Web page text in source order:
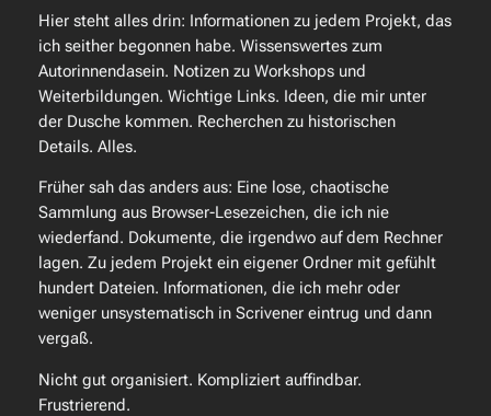
Hier steht allesdrin: Informationen zu jedem Projekt, das
ich seither begonnen habe. Wissenswertes zum
Autorinnendasein. Notizen zu Workshops und
Weiterbildungen. Wichtige Links. Ideen, die mir unter
der Dusche kommen. Recherchen zu historischen
Details. Alles.
Früher sah das anders aus: Eine lose, chaotische
Sammlung aus Browser-Lesezeichen, die ich nie
wiederfand. Dokumente, die irgendwo auf dem Rechner
lagen. Zu jedem Projekt ein eigener Ordner mit gefühlt
hundert Dateien. Informationen, die ich mehr oder
weniger unsystematisch in Scrivener eintrug und dann
vergaß.
Nicht gut organisiert. Kompliziert auffindbar.
Frustrierend.